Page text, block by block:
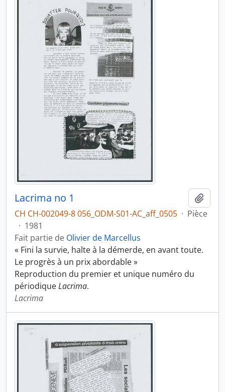
Lacrima no 1
CH CH-002049-8 056_ODM-S01-AC_aff_0505 · Pièce
· 1981
Fait partie de Olivier de Marcellus
« Fini la survie, halte à la démerde, en avant toute.
Le progrès à un prix abordable »
Reproduction du premier et unique numéro du
périodiqueLacrima.
Lacrima